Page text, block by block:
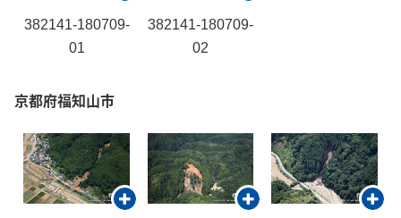
382141-180709-
01
382141-180709-
02
京都府福知山市